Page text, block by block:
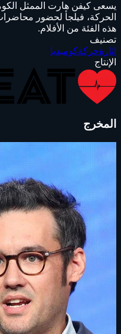
يسعى كيفن هارت الممثل
الحركة، فيلجأ لحضور
هذه الفئة من الأفلام.
تصنيف
إثارةحركةكوميديا
الإنتاج
المخرج